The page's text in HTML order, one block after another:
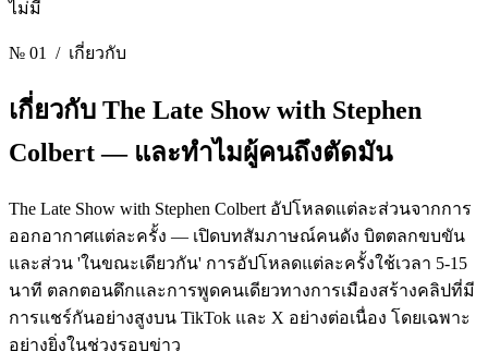
ไม่มี
№ 01 / เกี่ยวกับ
เกี่ยวกับ The Late Show with Stephen
Colbert — และทําไมผู้คนถึงตัดมัน
The Late Show with Stephen Colbert อัปโหลดแต่ละส่วนจากการ
ออกอากาศแต่ละครั้ง — เปิดบทสัมภาษณ์คนดัง บิตตลกขบขัน
และส่วน 'ในขณะเดียวกัน' การอัปโหลดแต่ละครั้งใช้เวลา 5-15
นาที ตลกตอนดึกและการพูดคนเดียวทางการเมืองสร้างคลิปที่มี
การแชร์กันอย่างสูงบน TikTok และ X อย่างต่อเนื่อง โดยเฉพาะ
อย่างยิ่งในช่วงรอบข่าว